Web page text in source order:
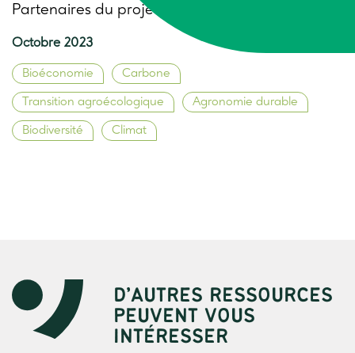
Partenaires du projet ADOPTAE
Octobre 2023
Bioéconomie Carbone
Transition agroécologique Agronomie durable
Biodiversité Climat
D’AUTRES RESSOURCES
PEUVENT VOUS
INTÉRESSER